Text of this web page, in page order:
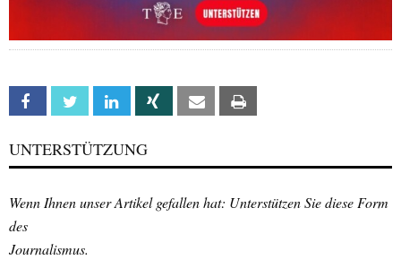
Facebook Twitter Linkedin Xing Email
UNTERSTÜTZUNG
Wenn Ihnen unser Artikel gefallen hat: Unterstützen Sie diese Form
des
Journalismus.